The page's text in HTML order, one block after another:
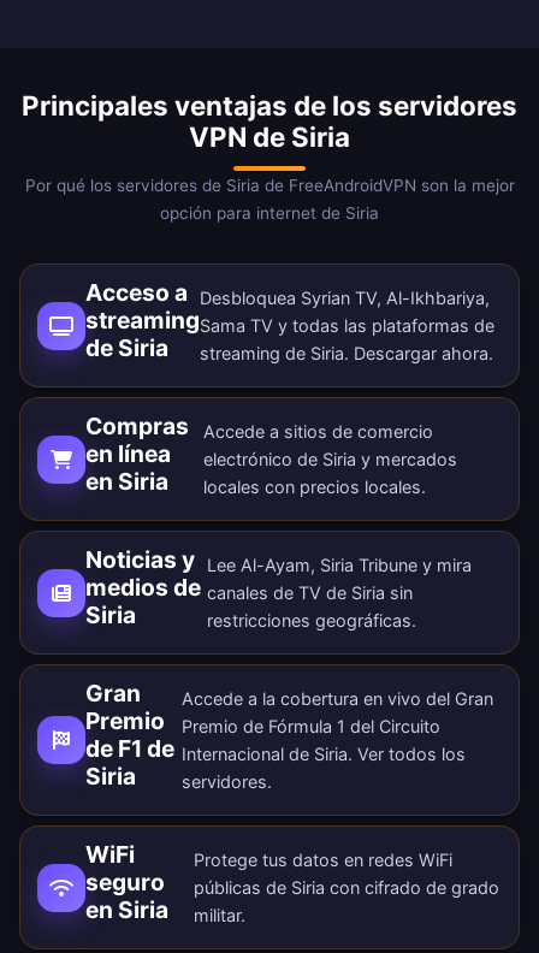
Principales ventajas de los servidores
VPN de Siria
Por qué los servidores de Siria de FreeAndroidVPN son la mejor
opción para internet de Siria
Acceso a
streaming
de Siria
Desbloquea Syrian TV, Al-Ikhbariya,
Sama TV y todas las plataformas de
streaming de Siria. Descargar ahora.
Compras
en línea
en Siria
Accede a sitios de comercio
electrónico de Siria y mercados
locales con precios locales.
Noticias y
medios de
Siria
Lee Al-Ayam, Siria Tribune y mira
canales de TV de Siria sin
restricciones geográficas.
Gran
Premio
de F1 de
Siria
Accede a la cobertura en vivo del Gran
Premio de Fórmula 1 del Circuito
Internacional de Siria. Ver todos los
servidores.
WiFi
seguro
en Siria
Protege tus datos en redes WiFi
públicas de Siria con cifrado de grado
militar.